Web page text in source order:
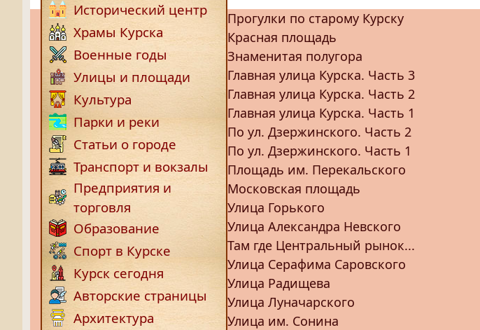
Исторический центр
Храмы Курска
Военные годы
Улицы и площади
Культура
Парки и реки
Статьи о городе
Транспорт и вокзалы
Предприятия и
торговля
Образование
Спорт в Курске
Курск сегодня
Авторские страницы
Архитектура
Прогулки по старому Курску
Красная площадь
Знаменитая полугора
Главная улица Курска. Часть 3
Главная улица Курска. Часть 2
Главная улица Курска. Часть 1
По ул. Дзержинского. Часть 2
По ул. Дзержинского. Часть 1
Площадь им. Перекальского
Московская площадь
Улица Горького
Улица Александра Невского
Там где Центральный рынок...
Улица Серафима Саровского
Улица Радищева
Улица Луначарского
Улица им. Сонина